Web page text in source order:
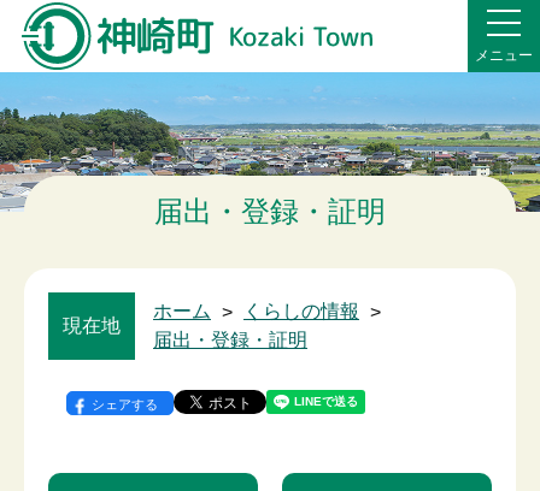
メニュー
届出・登録・証明
現在地
ホーム > くらしの情報
>
届出・登録・証明
シェアする